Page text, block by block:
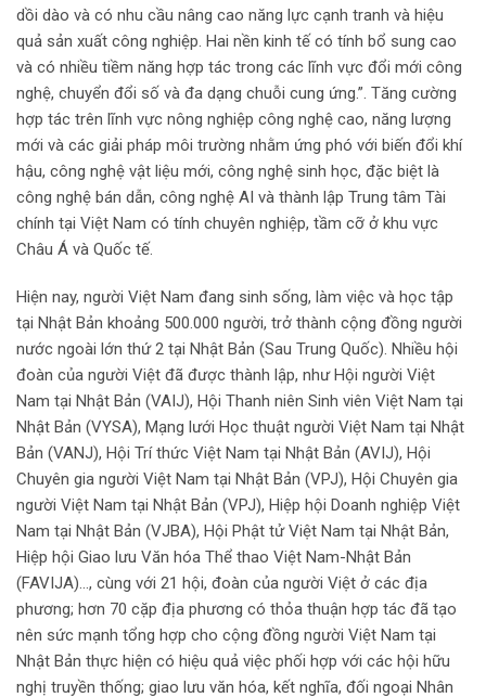
dồi dào và có nhu cầu nâng cao năng lực cạnh tranh và hiệu
quả sản xuất công nghiệp. Hai nền kinh tế có tính bổ sung cao
và có nhiều tiềm năng hợp tác trong các lĩnh vực đổi mới công
nghệ, chuyển đổi số và đa dạng chuỗi cung ứng.”. Tăng cường
hợp tác trên lĩnh vực nông nghiệp công nghệ cao, năng lượng
mới và các giải pháp môi trường nhằm ứng phó với biến đổi khí
hậu, công nghệ vật liệu mới, công nghệ sinh học, đặc biệt là
công nghệ bán dẫn, công nghệ AI và thành lập Trung tâm Tài
chính tại Việt Nam có tính chuyên nghiệp, tầm cỡ ở khu vực
Châu Á và Quốc tế.
Hiện nay, người Việt Nam đang sinh sống, làm việc và học tập
tại Nhật Bản khoảng 500.000 người, trở thành cộng đồng người
nước ngoài lớn thứ 2 tại Nhật Bản (Sau Trung Quốc). Nhiều hội
đoàn của người Việt đã được thành lập, như Hội người Việt
Nam tại Nhật Bản (VAIJ), Hội Thanh niên Sinh viên Việt Nam tại
Nhật Bản (VYSA), Mạng lưới Học thuật người Việt Nam tại Nhật
Bản (VANJ), Hội Trí thức Việt Nam tại Nhật Bản (AVIJ), Hội
Chuyên gia người Việt Nam tại Nhật Bản (VPJ), Hội Chuyên gia
người Việt Nam tại Nhật Bản (VPJ), Hiệp hội Doanh nghiệp Việt
Nam tại Nhật Bản (VJBA), Hội Phật tử Việt Nam tại Nhật Bản,
Hiệp hội Giao lưu Văn hóa Thể thao Việt Nam-Nhật Bản
(FAVIJA)…, cùng với 21 hội, đoàn của người Việt ở các địa
phương; hơn 70 cặp địa phương có thỏa thuận hợp tác đã tạo
nên sức mạnh tổng hợp cho cộng đồng người Việt Nam tại
Nhật Bản thực hiện có hiệu quả việc phối hợp với các hội hữu
nghị truyền thống; giao lưu văn hóa, kết nghĩa, đối ngoại Nhân